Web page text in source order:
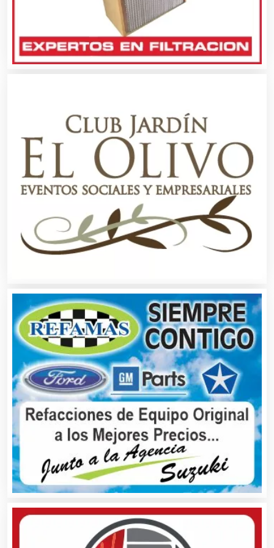
Asesoría Fiscal
Asociaciones Civiles
Asociaciones Empresariales
Audio, Sonido e Iluminación
Autobuses
Automatización
Automóviles Nuevos y Usados
Autopartes Eléctricas
Avaluos